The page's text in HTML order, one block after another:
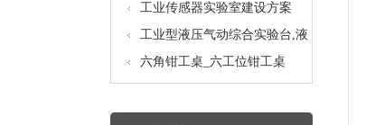
生产线实验系统(八站)_模块柔
性自动化生产线教学实训设备
工业传感器实验室建设方案
工业型液压气动综合实验台,液
压气动综合实训台
六角钳工桌_六工位钳工桌